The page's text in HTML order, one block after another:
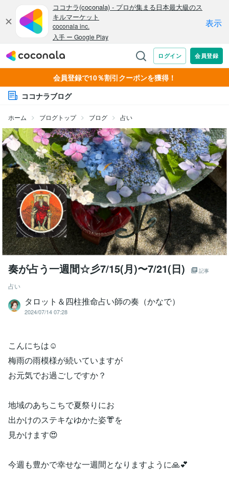
会員登録で10％割引クーポンを獲得！
ココナラブログ
ホーム ブログトップ ブログ 占い
奏が占う一週間☆彡7/15(月)〜7/21(日) 記事
占い
タロット＆四柱推命占い師の奏（かなで）
2024/07/14 07:28
こんにちは☺️
梅雨の雨模様が続いていますが
お元気でお過ごしですか？
地域のあちこちで夏祭りにお
出かけのステキなゆかた姿👘を
見かけます😍
今週も豊かで幸せな一週間となりますように🙏💕